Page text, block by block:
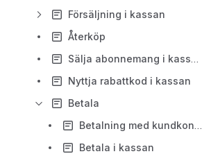
Försäljning i kassan
Återköp
Sälja abonnemang i kassan
Nyttja rabattkod i kassan
Betala
Betalning med kundkonto (BRP Cloud)
Betala i kassan